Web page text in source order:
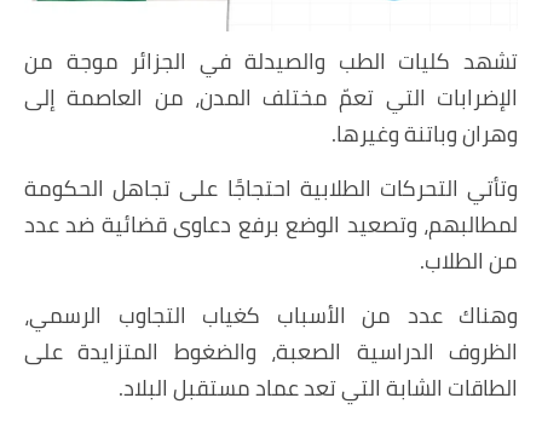
تشهد كليات الطب والصيدلة في الجزائر موجة من
الإضرابات التي تعمّ مختلف المدن، من العاصمة إلى
وهران وباتنة وغيرها.
وتأتي التحركات الطلابية احتجاجًا على تجاهل الحكومة
لمطالبهم، وتصعيد الوضع برفع دعاوى قضائية ضد عدد
من الطلاب.
وهناك عدد من الأسباب كغياب التجاوب الرسمي،
الظروف الدراسية الصعبة، والضغوط المتزايدة على
الطاقات الشابة التي تعد عماد مستقبل البلاد.